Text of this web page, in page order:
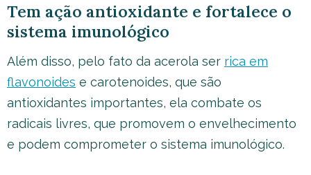
Tem ação antioxidante e fortalece o
sistema imunológico
Além disso, pelo fato da acerola ser rica em
flavonoides e carotenoides, que são
antioxidantes importantes, ela combate os
radicais livres, que promovem o envelhecimento
e podem comprometer o sistema imunológico.